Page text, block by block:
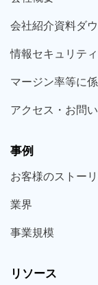
会社紹介資料ダ
情報セキュリテ
マージン率等に
アクセス・お問
事例
お客様のストー
業界
事業規模
リソース